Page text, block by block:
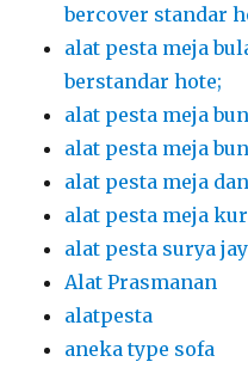
bercover standar
alat pesta meja
berstandar hote;
alat pesta meja
alat pesta meja
alat pesta meja
alat pesta meja
alat pesta surya
Alat Prasmanan
alatpesta
aneka type sofa